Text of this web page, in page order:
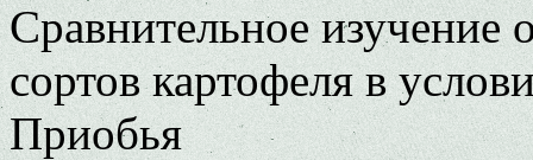
Сравнительное изучение
сортов картофеля в
Приобья